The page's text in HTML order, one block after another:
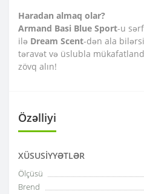
Haradan almaq olar?
Armand Basi Blue Sport-u
ilə Dream Scent-dən ala
təravət və üslubla
zövq alın!
Özəlliyi
XÜSUSIYYƏTLƏR
Ölçüsü
Brend